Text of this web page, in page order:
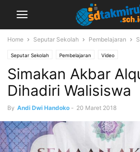
Home Seputar Sekolah Pembelajaran
Seputar Sekolah Pembelajaran Video
Simakan Akbar
Dihadiri Walisiswa
By Andi Dwi Handoko - 20 Maret 2018